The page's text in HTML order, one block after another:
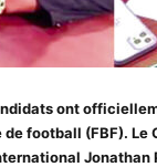
ont
football (FBF). Le